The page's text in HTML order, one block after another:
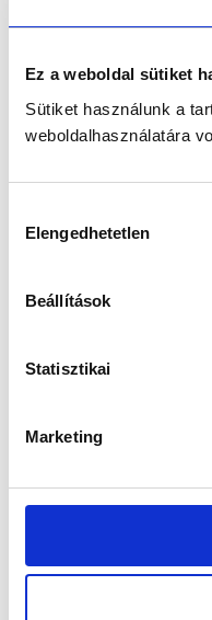
Ez a weboldal sütiket
Sütiket használunk a
weboldalhasználatára
kiválasztása
Elengedhetetlen
Beállítások
Statisztikai
Marketing